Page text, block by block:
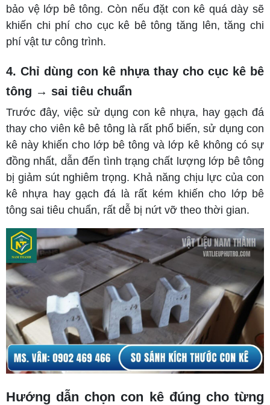
bảo vệ lớp bê tông. Còn nếu đặt con kê quá dày sẽ
khiến chi phí cho cục kê bê tông tăng lên, tăng chi
phí vật tư công trình.
4. Chỉ dùng con kê nhựa thay cho cục kê bê
tông → sai tiêu chuẩn
Trước đây, việc sử dụng con kê nhựa, hay gạch đá
thay cho viên kê bê tông là rất phổ biến, sử dụng con
kê này khiến cho lớp bê tông và lớp kê không có sự
đồng nhất, dẫn đến tình trạng chất lượng lớp bê tông
bị giảm sút nghiêm trọng. Khả năng chịu lực của con
kê nhựa hay gạch đá là rất kém khiến cho lớp bê
tông sai tiêu chuẩn, rất dễ bị nứt vỡ theo thời gian.
Hướng dẫn chọn con kê đúng cho từng